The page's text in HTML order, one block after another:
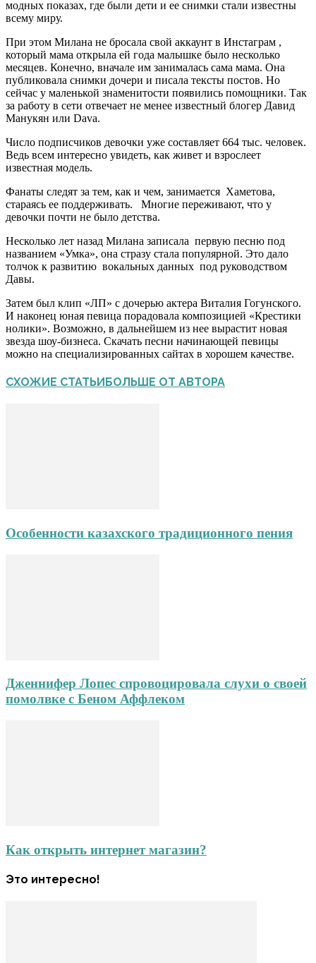
модных показах, где были дети и ее снимки стали известны
всему миру.
При этом Милана не бросала свой аккаунт в Инстаграм ,
который мама открыла ей года малышке было несколько
месяцев. Конечно, вначале им занималась сама мама. Она
публиковала снимки дочери и писала тексты постов. Но
сейчас у маленькой знаменитости появились помощники. Так
за работу в сети отвечает не менее известный блогер Давид
Манукян или Dava.
Число подписчиков девочки уже составляет 664 тыс. человек.
Ведь всем интересно увидеть, как живет и взрослеет
известная модель.
Фанаты следят за тем, как и чем, занимается Хаметова,
стараясь ее поддерживать. Многие переживают, что у
девочки почти не было детства.
Несколько лет назад Милана записала первую песню под
названием «Умка», она стразу стала популярной. Это дало
толчок к развитию вокальных данных под руководством
Давы.
Затем был клип «ЛП» с дочерью актера Виталия Гогунского.
И наконец юная певица порадовала композицией «Крестики
нолики». Возможно, в дальнейшем из нее вырастит новая
звезда шоу-бизнеса. Скачать песни начинающей певицы
можно на специализированных сайтах в хорошем качестве.
СХОЖИЕ СТАТЬИБОЛЬШЕ ОТ АВТОРА
Особенности казахского традиционного пения
Дженнифер Лопес спровоцировала слухи о своей
помолвке с Беном Аффлеком
Как открыть интернет магазин?
Это интересно!